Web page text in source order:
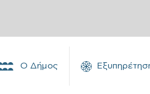
Ο Δήμος